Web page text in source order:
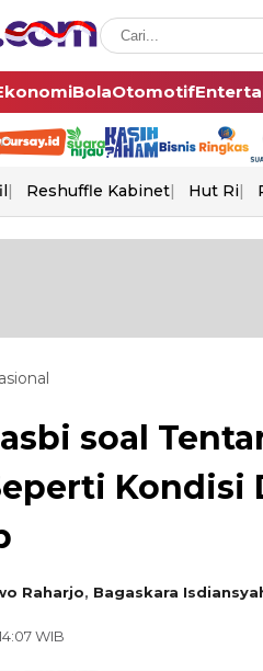
BolaOtomotif
Reshuffle Kabinet Hut Ri
soal
Kondisi
Raharjo, Bagaskara
WIB